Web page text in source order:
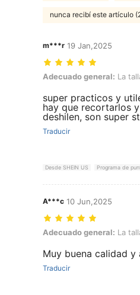
nunca recibí este artículo
m***r 19 Jan,2025
Adecuado general: La talla
Adecuado general: La
super practicos y
hay que recortarlos
deshilen, son super
Traducir
Desde SHEIN US Programa de
A***c 10 Jun,2025
Adecuado general: La talla
Adecuado general: La
Muy buena calidad
Traducir